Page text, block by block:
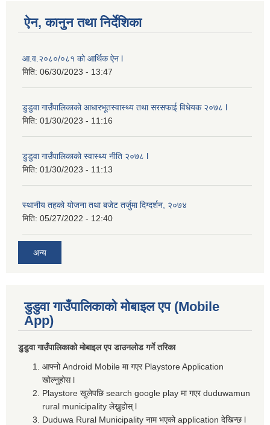
ऐन, कानुन तथा निर्देशिका
आ.व.२०८०/०८१ को आर्थिक ऐन l
मिति: 06/30/2023 - 13:47
डुडुवा गाउँपालिकाको आधारभूतस्वास्थ्य तथा सरसफाई विधेयक २०७८ l
मिति: 01/30/2023 - 11:16
डुडुवा गाउँपालिकाको स्वास्थ्य नीति २०७८ l
मिति: 01/30/2023 - 11:13
स्थानीय तहको योजना तथा बजेट तर्जुमा दिग्दर्शन, २०७४
मिति: 05/27/2022 - 12:40
अन्य
डुडुवा गाउँपालिकाको मोबाइल एप (Mobile
App)
डुडुवा गाउँपालिकाको मोबाइल एप डाउनलोड गर्ने तरिका
आफ्नो Android Mobile मा गएर Playstore Application
खोल्नुहोस l
Playstore खुलेपछि search google play मा गएर duduwamun
rural municipality लेख्नुहोस् l
Duduwa Rural Municipality नाम भएको application देखिन्छ l